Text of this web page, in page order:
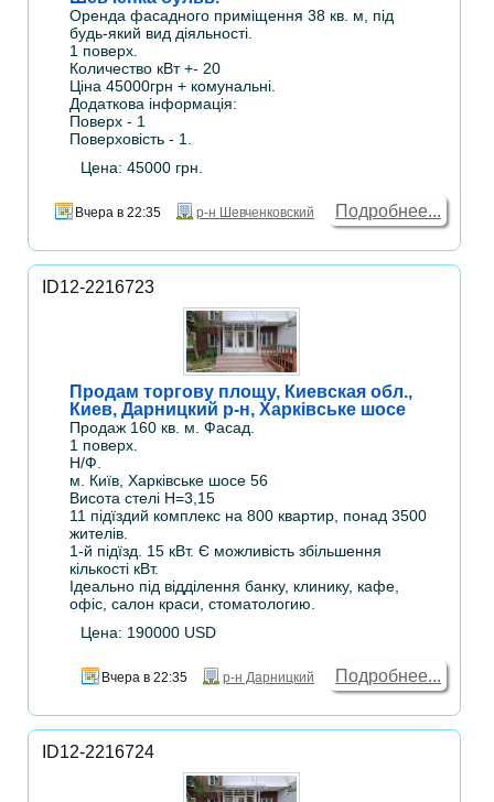
Оренда фасадного приміщення 38 кв. м, під
будь-який вид діяльності.
1 поверх.
Количество кВт +- 20
Ціна 45000грн + комунальні.
Додаткова інформація:
Поверх - 1
Поверховість - 1.
Цена: 45000 грн.
Вчера в 22:35 р-н Шевченковский Подробнее...
ID12-2216723
Продам торгову площу, Киевская обл.,
Киев, Дарницкий р-н, Харківське шосе
Продаж 160 кв. м. Фасад.
1 поверх.
Н/Ф.
м. Київ, Харківське шосе 56
Висота стелі Н=3,15
11 підїздий комплекс на 800 квартир, понад 3500
жителів.
1-й підїзд. 15 кВт. Є можливість збільшення
кількості кВт.
Ідеально під відділення банку, клинику, кафе,
офіс, салон краси, стоматологию.
Цена: 190000 USD
Вчера в 22:35 р-н Дарницкий Подробнее...
ID12-2216724